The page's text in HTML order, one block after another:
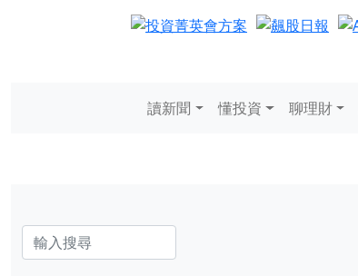
讀新聞 懂投資 聊理財